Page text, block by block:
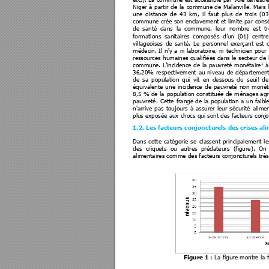
Niger à partir de la commune de Malanville. Mais
une distance de 43 km, il faut plus de trois (0
commune crée son enclavement et limite par
de santé dans la commune, leur nombre est
formations sanitaires composés d’un (01) ce
villageoises de santé. Le personnel exerçant est
médecin. Il n'y a ni laboratoire, ni technicien pour
ressources humaines qualifiées dans le secteur de
commune. L’incidence de la pauvreté monétaire1
36,20% respectivement au niveau de départ
de sa population qui vit en dessous du seuil
équivalente une incidence de pauvreté non m
8,5 % de la population constituée de ménages a
pauvreté. Cette frange de la population a un faible
n'arrive pas toujours à assurer leur sécurité
plus exposée aux chocs qui sont des facteurs
1.2. Les facteurs conjoncturels des crises
Dans cette catégorie se classent principalement le
des  criquets  ou  autres  prédateurs  (figure).  On
alimentaires comme des facteurs conjoncturels trè
Figure 1 : La figure montre la f